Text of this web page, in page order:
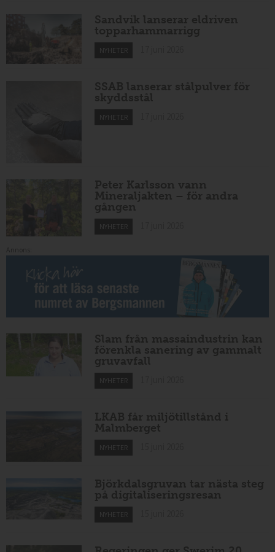
Sandvik lanserar eldriven
topparhammarrigg
NYHETER
SSAB lanserar stålpulver för
skyddsstål
NYHETER
Peter Karlsson vann
Mineraljakten – för andra
gången
NYHETER
Slam från massaindustrin kan
förenkla sanering av gammalt
gruvavfall
NYHETER
LKAB får miljötillstånd i
Malmberget
NYHETER
Björkdalsgruvan tar nästa steg
på digitaliseringsresan
NYHETER